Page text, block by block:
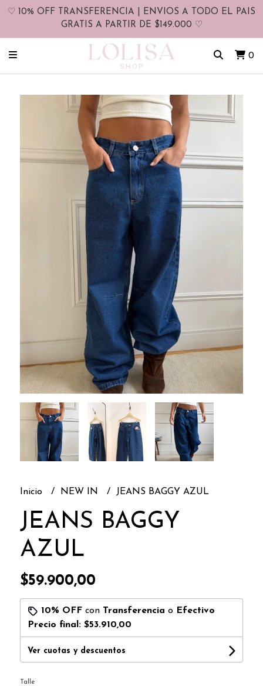
♡ 10% OFF TRANSFERENCIA | ENVIOS A TODO EL PAIS
GRATIS A PARTIR DE $149.000 ♡
0
Inicio NEW IN JEANS BAGGY AZUL
JEANS BAGGY
AZUL
$59.900,00
10% OFFcon Transferencia o Efectivo
Precio final: $53.910,00
Ver cuotas y descuentos
Talle